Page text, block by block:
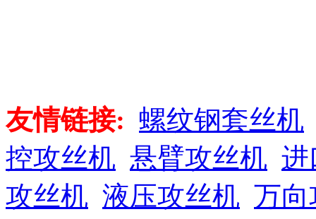
友情链接: 螺纹钢套丝机
控攻丝机 悬臂攻丝机 进
攻丝机 液压攻丝机 万向